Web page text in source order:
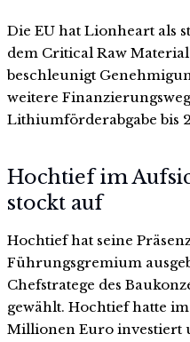
Die EU hat Lionheart als
dem Critical Raw
beschleunigt
weitere
Lithiumförderabgabe bis
Hochtief im
stockt auf
Hochtief hat seine
Führungsgremium
Chefstratege des
gewählt. Hochtief hatte
Millionen Euro investiert